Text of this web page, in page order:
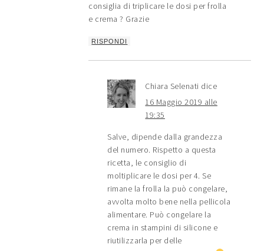
consiglia di triplicare le dosi per frolla
e crema ? Grazie
RISPONDI
Chiara Selenati dice
16 Maggio 2019 alle
19:35
Salve, dipende dalla grandezza
del numero. Rispetto a questa
ricetta, le consiglio di
moltiplicare le dosi per 4. Se
rimane la frolla la può congelare,
avvolta molto bene nella pellicola
alimentare. Può congelare la
crema in stampini di silicone e
riutilizzarla per delle